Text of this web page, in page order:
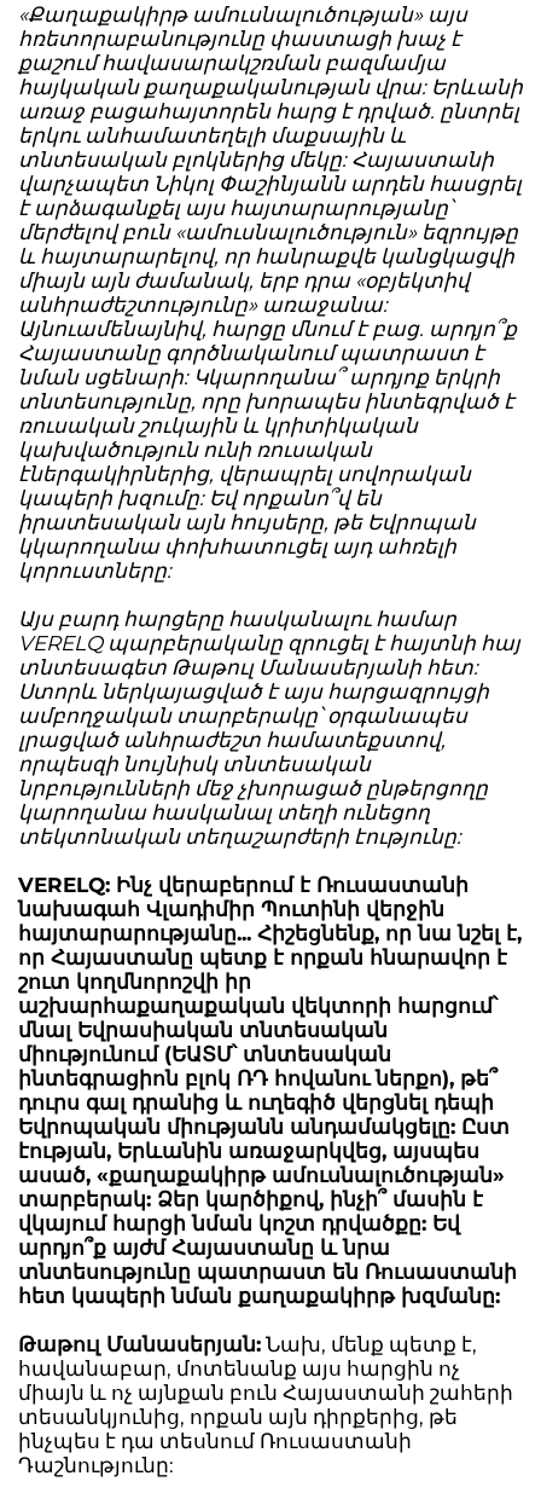
«Քաղաքակիրթ ամուսնալուծության» այս
հռետորաբանությունը փաստացի խաչ է
քաշում հավասարակշռման բազմամյա
հայկական քաղաքականության վրա: Երևանի
առաջ բացահայտորեն հարց է դրված. ընտրել
երկու անհամատեղելի մաքսային և
տնտեսական բլոկներից մեկը: Հայաստանի
վարչապետ Նիկոլ Փաշինյանն արդեն հասցրել
է արձագանքել այս հայտարարությանը՝
մերժելով բուն «ամուսնալուծություն» եզրույթը
և հայտարարելով, որ հանրաքվե կանցկացվի
միայն այն ժամանակ, երբ դրա «օբյեկտիվ
անհրաժեշտությունը» առաջանա:
Այնուամենայնիվ, հարցը մնում է բաց. արդյո՞ք
Հայաստանը գործնականում պատրաստ է
նման սցենարի: Կկարողանա՞ արդյոք երկրի
տնտեսությունը, որը խորապես ինտեգրված է
ռուսական շուկային և կրիտիկական
կախվածություն ունի ռուսական
էներգակիրներից, վերապրել սովորական
կապերի խզումը: Եվ որքանո՞վ են
իրատեսական այն հույսերը, թե Եվրոպան
կկարողանա փոխհատուցել այդ ահռելի
կորուստները:
Այս բարդ հարցերը հասկանալու համար
VERELQ պարբերականը զրուցել է հայտնի հայ
տնտեսագետ Թաթուլ Մանասերյանի հետ:
Ստորև ներկայացված է այս հարցազրույցի
ամբողջական տարբերակը՝ օրգանապես
լրացված անհրաժեշտ համատեքստով,
որպեսզի նույնիսկ տնտեսական
նրբությունների մեջ չխորացած ընթերցողը
կարողանա հասկանալ տեղի ունեցող
տեկտոնական տեղաշարժերի էությունը:
VERELQ: Ինչ վերաբերում է Ռուսաստանի
նախագահ Վլադիմիր Պուտինի վերջին
հայտարարությանը... Հիշեցնենք, որ նա նշել է,
որ Հայաստանը պետք է որքան հնարավոր է
շուտ կողմնորոշվի իր
աշխարհաքաղաքական վեկտորի հարցում՝
մնալ Եվրասիական տնտեսական
միությունում (ԵԱՏՄ՝ տնտեսական
ինտեգրացիոն բլոկ ՌԴ հովանու ներքո), թե՞
դուրս գալ դրանից և ուղեգիծ վերցնել դեպի
Եվրոպական միությանն անդամակցելը: Ըստ
էության, Երևանին առաջարկվեց, այսպես
ասած, «քաղաքակիրթ ամուսնալուծության»
տարբերակ: Ձեր կարծիքով, ինչի՞ մասին է
վկայում հարցի նման կոշտ դրվածքը: Եվ
արդյո՞ք այժմ Հայաստանը և նրա
տնտեսությունը պատրաստ են Ռուսաստանի
հետ կապերի նման քաղաքակիրթ խզմանը:
Թաթուլ Մանասերյան: Նախ, մենք պետք է,
հավանաբար, մոտենանք այս հարցին ոչ
միայն և ոչ այնքան բուն Հայաստանի շահերի
տեսանկյունից, որքան այն դիրքերից, թե
ինչպես է դա տեսնում Ռուսաստանի
Դաշնությունը: